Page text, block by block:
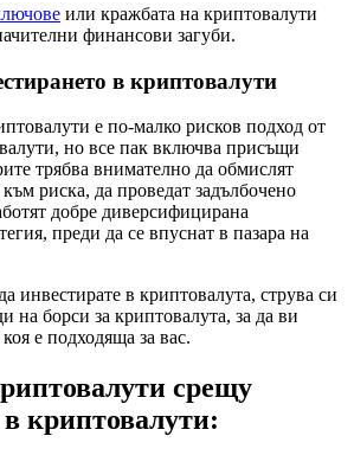
или кражбата на криптовалути
финансови загуби.
в криптовалути
е по-малко рисков подход от
но все пак включва присъщи
трябва внимателно да обмислят
към риска, да проведат задълбочено
добре диверсифицирана
преди да се впуснат в пазара на
инвестирате в криптовалута, струва си
на борси за криптовалута, за да ви
е подходяща за вас.
срещу
криптовалути: